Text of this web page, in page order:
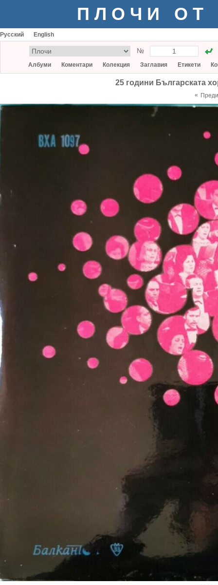
ПЛОЧИ ОТ
Русский English
№
Албуми Коментари Колекция Заглавия Етикети
25 години Българската
«